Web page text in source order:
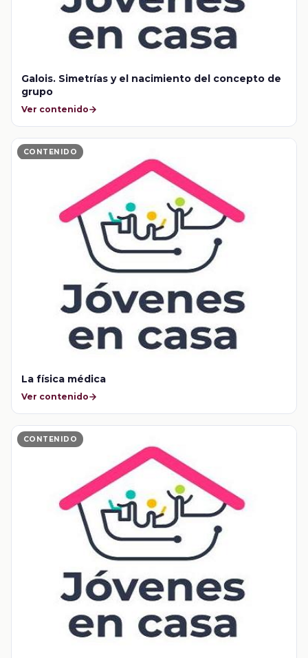
Galois. Simetrías y el nacimiento del concepto de
grupo
Ver contenido
CONTENIDO
La física médica
Ver contenido
CONTENIDO